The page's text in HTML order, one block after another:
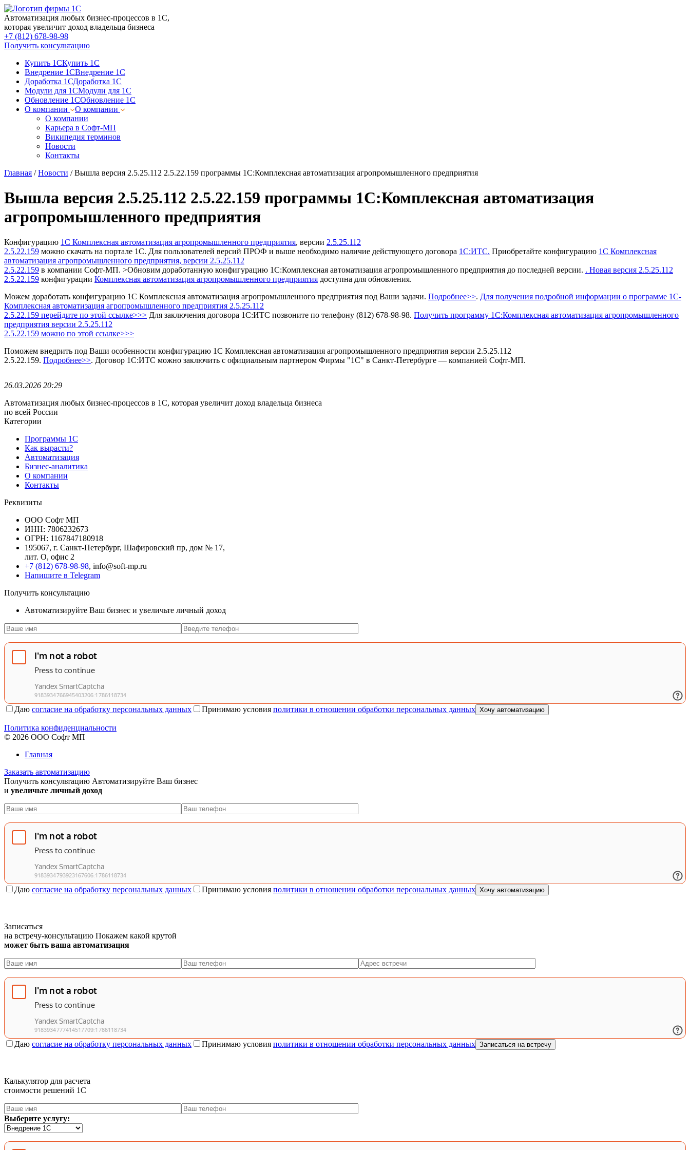
Автоматизация любых бизнес-процессов в 1С,
которая увеличит доход владельца бизнеса
+7 (812) 678-98-98
Получить консультацию
Купить 1СКупить 1С
Внедрение 1СВнедрение 1С
Доработка 1СДоработка 1С
Модули для 1СМодули для 1С
Обновление 1СОбновление 1С
О компании
О компании
О компании
Карьера в Софт-МП
Википедия терминов
Новости
Контакты
Главная /Новости /Вышла версия 2.5.25.112 2.5.22.159 программы 1С:Комплексная автоматизация агропромышленного предприятия
Вышла версия 2.5.25.112 2.5.22.159 программы 1С:Комплексная автоматизация
агропромышленного предприятия
Конфигурацию 1С Комплексная автоматизация агропромышленного предприятия, версии 2.5.25.112
2.5.22.159 можно скачать на портале 1С. Для пользователей версий ПРОФ и выше необходимо наличие действующего договора 1С:ИТС. Приобретайте конфигурацию 1С Комплексная
автоматизация агропромышленного предприятия, версии 2.5.25.112
2.5.22.159 в компании Софт-МП. >Обновим доработанную конфигурацию 1С:Комплексная автоматизация агропромышленного предприятия до последней версии. . Новая версия 2.5.25.112
2.5.22.159 конфигурации Комплексная автоматизация агропромышленного предприятия доступна для обновления.
Можем доработать конфигурацию 1С Комплексная автоматизация агропромышленного предприятия под Ваши задачи. Подробнее>>. Для получения подробной информации о программе 1С-
Комплексная автоматизация агропромышленного предприятия 2.5.25.112
2.5.22.159 перейдите по этой ссылке>>> Для заключения договора 1С:ИТС позвоните по телефону (812) 678-98-98. Получить программу 1С:Комплексная автоматизация агропромышленного
предприятия версии 2.5.25.112
2.5.22.159 можно по этой ссылке>>>
Поможем внедрить под Ваши особенности конфигурацию 1С Комплексная автоматизация агропромышленного предприятия версии 2.5.25.112
2.5.22.159. Подробнее>>. Договор 1С:ИТС можно заключить с официальным партнером Фирмы "1С" в Санкт-Петербурге — компанией Софт-МП.
26.03.2026 20:29
Автоматизация любых бизнес-процессов в 1С, которая увеличит доход владельца бизнеса
по всей России
Категории
Программы 1С
Как вырасти?
Автоматизация
Бизнес-аналитика
О компании
Контакты
Реквизиты
ООО Софт МП
ИНН: 7806232673
ОГРН: 1167847180918
195067, г. Санкт-Петербург, Шафировский пр, дом № 17,
лит. О, офис 2
+7 (812) 678-98-98, info@soft-mp.ru
Напишите в Telegram
Получить консультацию
Автоматизируйте Ваш бизнес и увеличьте личный доход
Даю согласие на обработку персональных данных Принимаю условия политики в отношении обработки персональных данных Хочу автоматизацию
Политика конфиденциальности
© 2026 ООО Софт МП
Главная
Заказать автоматизацию
Получить консультацию Автоматизируйте Ваш бизнес
и увеличьте личный доход
Даю согласие на обработку персональных данных Принимаю условия политики в отношении обработки персональных данных Хочу автоматизацию
Записаться
на встречу-консультацию Покажем какой крутой
может быть ваша автоматизация
Даю согласие на обработку персональных данных Принимаю условия политики в отношении обработки персональных данных Записаться на встречу
Калькулятор для расчета
стоимости решений 1C
Выберите услугу: